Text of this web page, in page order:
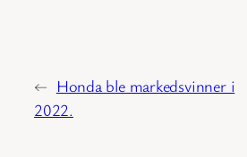
← Honda ble markedsvinner i
2022.